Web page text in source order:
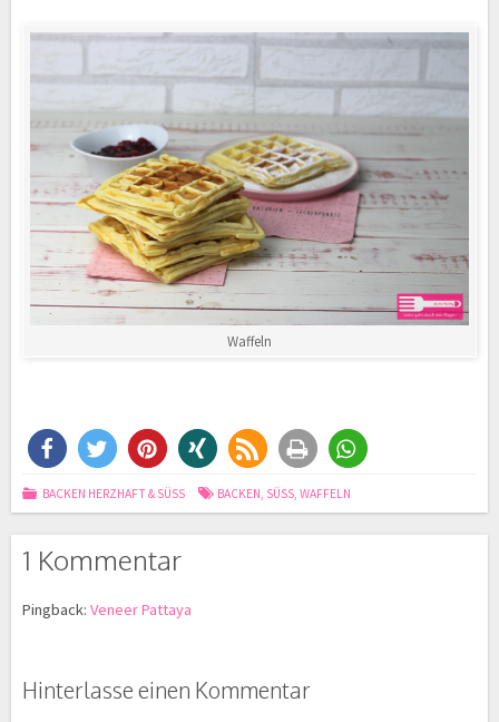
Waffeln
BACKEN HERZHAFT & SÜSS BACKEN, SÜSS ,WAFFELN
1 Kommentar
Pingback: Veneer Pattaya
Hinterlasse einen Kommentar